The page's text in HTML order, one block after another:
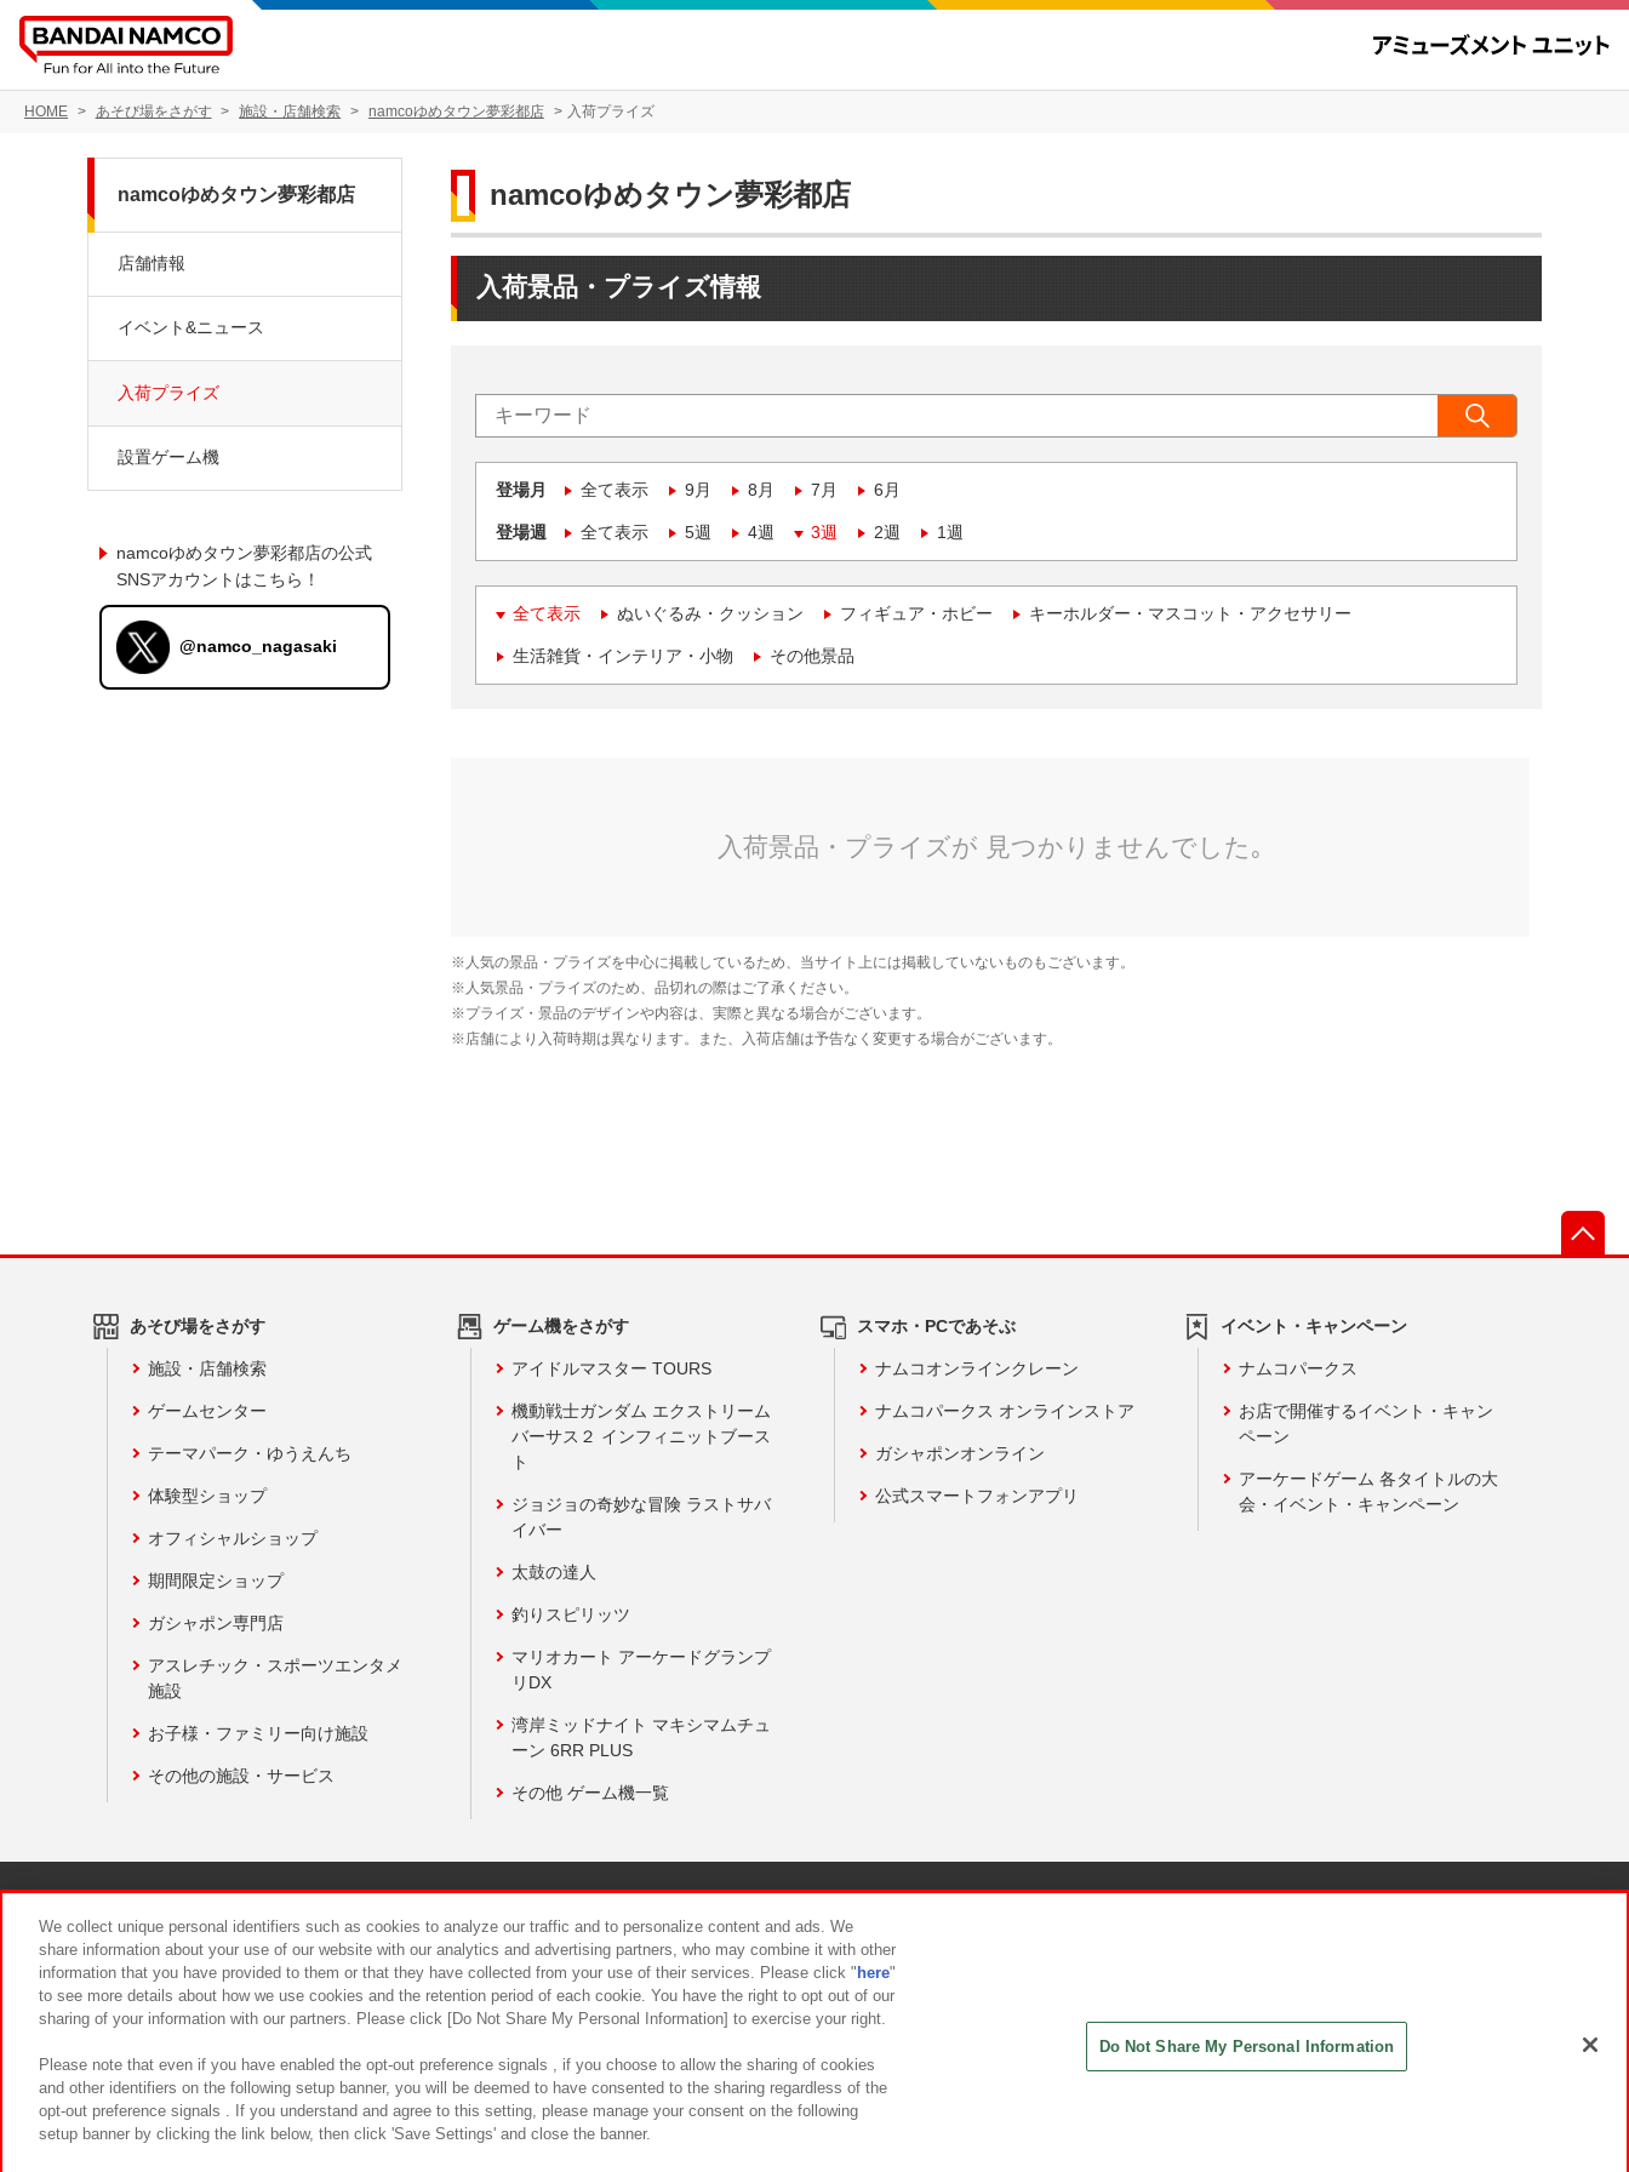
HOME あそび場をさがす 施設・店舗検索 namcoゆめタウン夢彩都店 入荷プライズ
namcoゆめタウン夢彩都店
入荷景品・プライズ情報
登場月 全て表示 9月 8月 7月 6月
登場週 全て表示 5週 4週 3週 2週 1週
全て表示 ぬいぐるみ・クッション フィギュア・ホビー キーホルダー・マスコット・アクセサリー
生活雑貨・インテリア・小物 その他景品
namcoゆめタウン夢彩都店
店舗情報
イベント&ニュース
入荷プライズ
設置ゲーム機
namcoゆめタウン夢彩都店の公式
SNSアカウントはこちら！
@namco_nagasaki
あそび場をさがす
施設・店舗検索
ゲームセンター
テーマパーク・ゆうえんち
体験型ショップ
オフィシャルショップ
期間限定ショップ
ガシャポン専門店
アスレチック・スポーツエンタメ
施設
お子様・ファミリー向け施設
その他の施設・サービス
ゲーム機をさがす
アイドルマスター TOURS
機動戦士ガンダム エクストリーム
バーサス２ インフィニットブース
ト
ジョジョの奇妙な冒険 ラストサバ
イバー
太鼓の達人
釣りスピリッツ
マリオカート アーケードグランプ
リDX
湾岸ミッドナイト マキシマムチュ
ーン 6RR PLUS
その他 ゲーム機一覧
スマホ・PCであそぶ
ナムコオンラインクレーン
ナムコパークス オンラインストア
ガシャポンオンライン
公式スマートフォンアプリ
イベント・キャンペーン
ナムコパークス
お店で開催するイベント・キャン
ペーン
アーケードゲーム 各タイトルの大
会・イベント・キャンペーン
食品のご提供について カスタマーハラスメント対応方針
We collect unique personal identifiers such as cookies to analyze our traffic and to personalize content and ads. We
share information about your use of our website with our analytics and advertising partners, who may combine it with other
information that you have provided to them or that they have collected from your use of their services. Please click " here"
to see more details about how we use cookies and the retention period of each cookie. You have the right to opt out of our
sharing of your information with our partners. Please click [Do Not Share My Personal Information] to exercise your right.
Please note that even if you have enabled the opt-out preference signals , if you choose to allow the sharing of cookies
and other identifiers on the following setup banner, you will be deemed to have consented to the sharing regardless of the
opt-out preference signals . If you understand and agree to this setting, please manage your consent on the following
setup banner by clicking the link below, then click 'Save Settings' and close the banner.
Do Not Share My Personal Information